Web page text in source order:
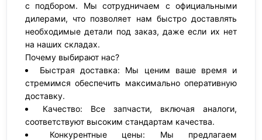
с подбором. Мы сотрудничаем с официальными
дилерами, что позволяет нам быстро доставлять
необходимые детали под заказ, даже если их нет
на наших складах.
Почему выбирают нас?
Быстрая доставка: Мы ценим ваше время и
стремимся обеспечить максимально оперативную
доставку.
Качество: Все запчасти, включая аналоги,
соответствуют высоким стандартам качества.
Конкурентные цены: Мы предлагаем